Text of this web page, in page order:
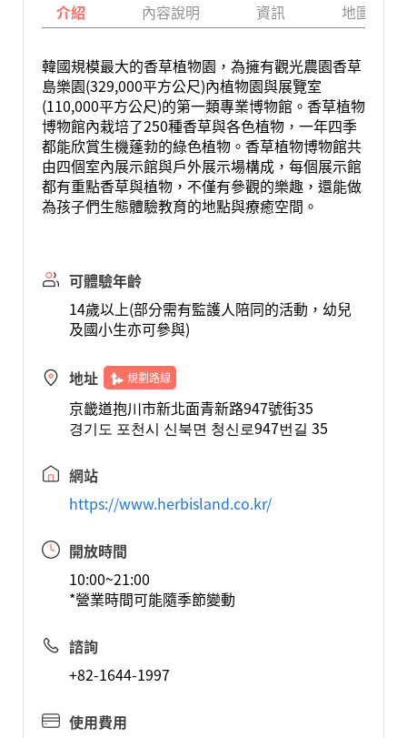
介紹 內容說明 資訊 地圖
韓國規模最大的香草植物園，為擁有觀光農園香草
島樂園(329,000平方公尺)內植物園與展覽室
(110,000平方公尺)的第一類專業博物館。香草植物
博物館內栽培了250種香草與各色植物，一年四季
都能欣賞生機蓬勃的綠色植物。香草植物博物館共
由四個室內展示館與戶外展示場構成，每個展示館
都有重點香草與植物，不僅有參觀的樂趣，還能做
為孩子們生態體驗教育的地點與療癒空間。
可體驗年齡
14歲以上(部分需有監護人陪同的活動，幼兒
及國小生亦可參與)
地址 規劃路線
京畿道抱川市新北面青新路947號街35
경기도 포천시 신북면 청신로947번길 35
網站
https://www.herbisland.co.kr/
開放時間
10:00~21:00
*營業時間可能隨季節變動
諮詢
+82-1644-1997
使用費用